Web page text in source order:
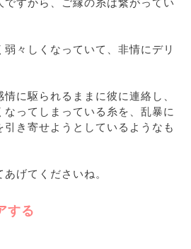
すから、ご縁の糸は繋がってい
々しくなっていて、非情にデリ
に駆られるままに彼に連絡し、
ってしまっている糸を、乱暴に
き寄せようとしているようなも
げてくださいね。
する